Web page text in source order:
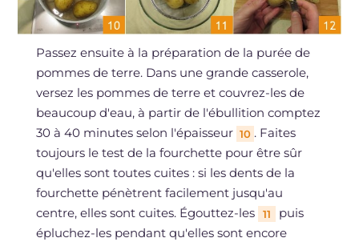
Passez ensuite à la préparation de la purée de
pommes de terre. Dans une grande casserole,
versez les pommes de terre et couvrez-les de
beaucoup d'eau, à partir de l'ébullition comptez
30 à 40 minutes selon l'épaisseur 10 . Faites
toujours le test de la fourchette pour être sûr
qu'elles sont toutes cuites : si les dents de la
fourchette pénètrent facilement jusqu'au
centre, elles sont cuites. Égouttez-les
11
puis
épluchez-les pendant qu'elles sont encore